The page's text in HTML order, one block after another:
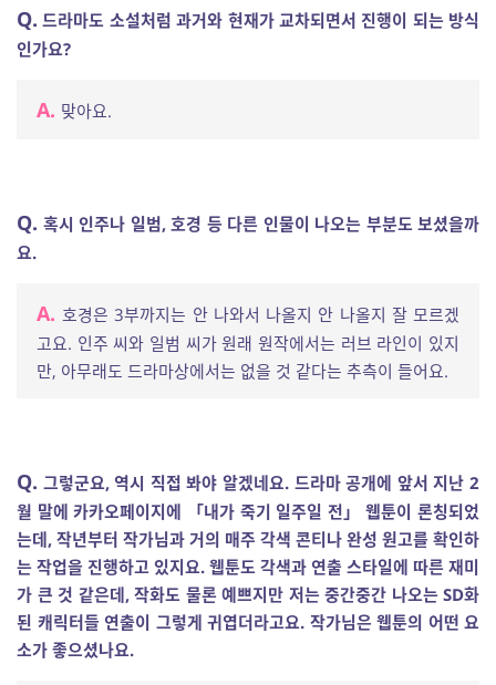
Q. 드라마도 소설처럼 과거와 현재가 교차되면서 진행이 되는 방식
인가요?
A. 맞아요.
Q. 혹시 인주나 일범, 호경 등 다른 인물이 나오는 부분도 보셨을까
요.
A. 호경은 3부까지는 안 나와서 나올지 안 나올지 잘 모르겠
고요. 인주 씨와 일범 씨가 원래 원작에서는 러브 라인이 있지
만, 아무래도 드라마상에서는 없을 것 같다는 추측이 들어요.
Q. 그렇군요, 역시 직접 봐야 알겠네요. 드라마 공개에 앞서 지난 2
월 말에 카카오페이지에 「내가 죽기 일주일 전」 웹툰이 론칭되었
는데, 작년부터 작가님과 거의 매주 각색 콘티나 완성 원고를 확인하
는 작업을 진행하고 있지요. 웹툰도 각색과 연출 스타일에 따른 재미
가 큰 것 같은데, 작화도 물론 예쁘지만 저는 중간중간 나오는 SD화
된 캐릭터들 연출이 그렇게 귀엽더라고요. 작가님은 웹툰의 어떤 요
소가 좋으셨나요.